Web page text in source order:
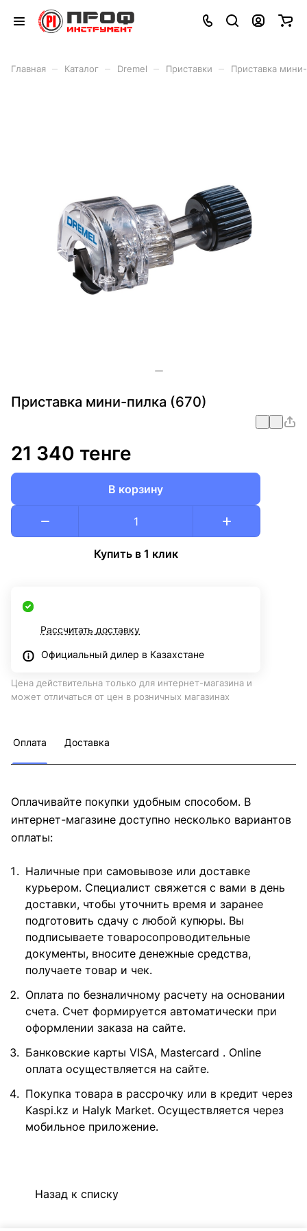
Главная Каталог Dremel Приставки Приставка
Приставка мини-пилка (670)
21 340 тенге
В корзину
Купить в 1 клик
Рассчитать доставку
Официальный дилер в Казахстане
Цена действительна только для интернет-магазина и
может отличаться от цен в розничных магазинах
Оплата Доставка
Оплачивайте покупки удобным способом. В
интернет-магазине доступно несколько вариантов
оплаты:
Наличные при самовывозе или доставке
курьером. Специалист свяжется с вами в день
доставки, чтобы уточнить время и заранее
подготовить сдачу с любой купюры. Вы
подписываете товаросопроводительные
документы, вносите денежные средства,
получаете товар и чек.
Оплата по безналичному расчету на основании
счета. Счет формируется автоматически при
оформлении заказа на сайте.
Банковские карты VISA, Mastercard . Online
оплата осуществляется на сайте.
Покупка товара в рассрочку или в кредит через
Kaspi.kz и Halyk Market. Осуществляется через
мобильное приложение.
Назад к списку